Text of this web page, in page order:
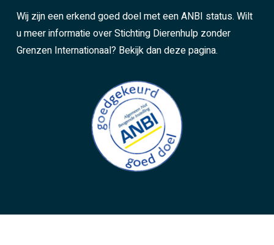
Wij zijn een erkend goed doel met een ANBI status. Wilt
u meer informatie over Stichting Dierenhulp zonder
Grenzen Internationaal? Bekijk dan deze pagina.